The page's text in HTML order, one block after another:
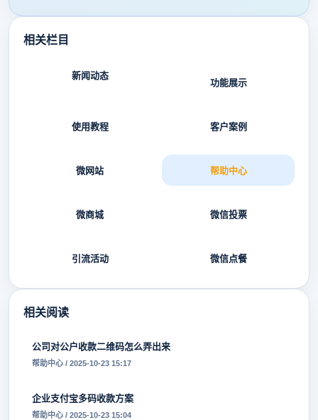
相关栏目
新闻动态
功能展示
使用教程 客户案例
微网站 帮助中心
微商城 微信投票
引流活动 微信点餐
相关阅读
公司对公户收款二维码怎么弄出来
帮助中心 / 2025-10-23 15:17
企业支付宝多码收款方案
帮助中心 / 2025-10-23 15:04